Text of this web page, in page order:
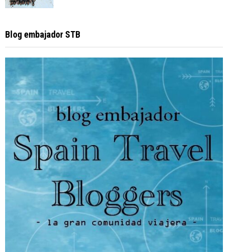
Blog embajador STB